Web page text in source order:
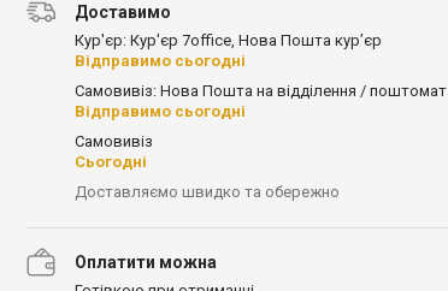
Доставимо
Кур'єр: Кур'єр 7office, Нова Пошта кур’єр
Відправимо сьогодні
Самовивіз: Нова Пошта на відділення / поштомат
Відправимо сьогодні
Самовивіз
Сьогодні
Доставляємо швидко та обережно
Оплатити можна